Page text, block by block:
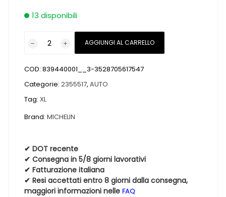
13 disponibili
LATITUDE
CROSS
XL
235
17
103H
quantità
AGGIUNGI AL CARRELLO
COD:839440001__3-3528705617547
Categorie:2355517,AUTO
Tag:XL
Brand:MICHELIN
✔ DOT recente
✔ Consegna in 5/8 giorni lavorativi
✔ Fatturazione italiana
✔ Resi accettati entro 8 giorni dalla consegna,
maggiori informazioni nelleFAQ